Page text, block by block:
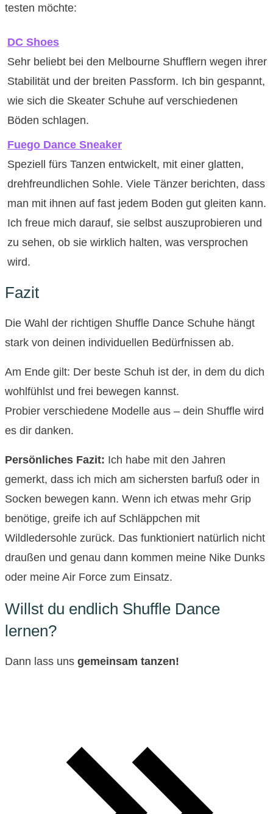
testen möchte:
DC Shoes
Sehr beliebt bei den Melbourne Shufflern wegen ihrer
Stabilität und der breiten Passform. Ich bin gespannt,
wie sich die Skeater Schuhe auf verschiedenen
Böden schlagen.
Fuego Dance Sneaker
Speziell fürs Tanzen entwickelt, mit einer glatten,
drehfreundlichen Sohle. Viele Tänzer berichten, dass
man mit ihnen auf fast jedem Boden gut gleiten kann.
Ich freue mich darauf, sie selbst auszuprobieren und
zu sehen, ob sie wirklich halten, was versprochen
wird.
Fazit
Die Wahl der richtigen Shuffle Dance Schuhe hängt
stark von deinen individuellen Bedürfnissen ab.
Am Ende gilt: Der beste Schuh ist der, in dem du dich
wohlfühlst und frei bewegen kannst.
Probier verschiedene Modelle aus – dein Shuffle wird
es dir danken.
Persönliches Fazit: Ich habe mit den Jahren
gemerkt, dass ich mich am sichersten barfuß oder in
Socken bewegen kann. Wenn ich etwas mehr Grip
benötige, greife ich auf Schläppchen mit
Wildledersohle zurück. Das funktioniert natürlich nicht
draußen und genau dann kommen meine Nike Dunks
oder meine Air Force zum Einsatz.
Willst du endlich Shuffle Dance
lernen?
Dann lass uns gemeinsam tanzen!